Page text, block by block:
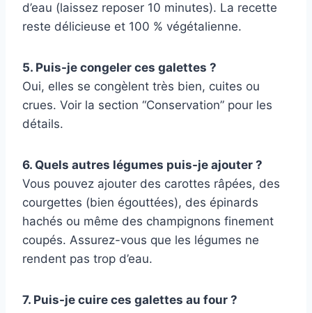
d’eau (laissez reposer 10 minutes). La recette
reste délicieuse et 100 % végétalienne.
5. Puis-je congeler ces galettes ?
Oui, elles se congèlent très bien, cuites ou
crues. Voir la section “Conservation” pour les
détails.
6. Quels autres légumes puis-je ajouter ?
Vous pouvez ajouter des carottes râpées, des
courgettes (bien égouttées), des épinards
hachés ou même des champignons finement
coupés. Assurez-vous que les légumes ne
rendent pas trop d’eau.
7. Puis-je cuire ces galettes au four ?